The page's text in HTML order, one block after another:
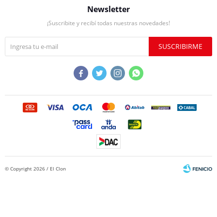
Newsletter
¡Suscribite y recibí todas nuestras novedades!
SUSCRIBIRME
   
© Copyright 2026 / El Clon